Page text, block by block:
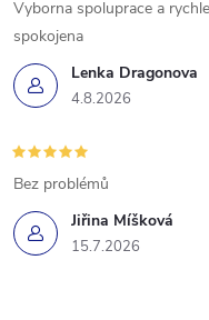
Lenka Dragonova
4.8.2026
Vyborna spoluprace a
spokojena
Jiřina Míšková
15.7.2026
Bez problémů